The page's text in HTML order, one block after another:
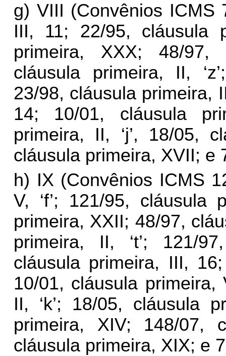
g) VIII (Convênios ICMS
III, 11; 22/95, cláusula
primeira, XXX; 48/97,
cláusula primeira, II,
23/98, cláusula primeira,
14; 10/01, cláusula
primeira, II, ‘j’, 18/05,
cláusula primeira, XVII; e
h) IX (Convênios ICMS
V, ‘f’; 121/95, cláusula
primeira, XXII; 48/97,
primeira, II, ‘t’; 121/
cláusula primeira, III,
10/01, cláusula primeira,
II, ‘k’; 18/05, cláusula
primeira, XIV; 148/07,
cláusula primeira, XIX; e